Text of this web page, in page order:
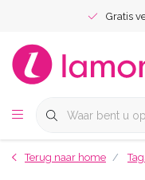
Gratis
Terug naar home